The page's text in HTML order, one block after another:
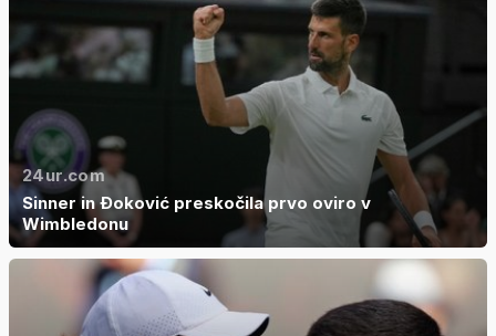
24ur.com
Sinner in Đoković preskočila prvo oviro v
Wimbledonu